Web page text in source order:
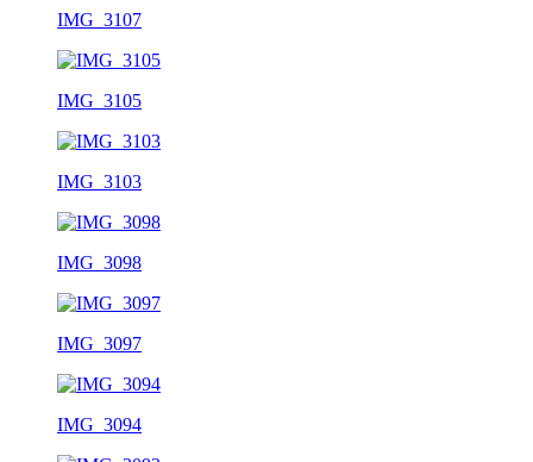
IMG_3107
IMG_3105
IMG_3103
IMG_3098
IMG_3097
IMG_3094